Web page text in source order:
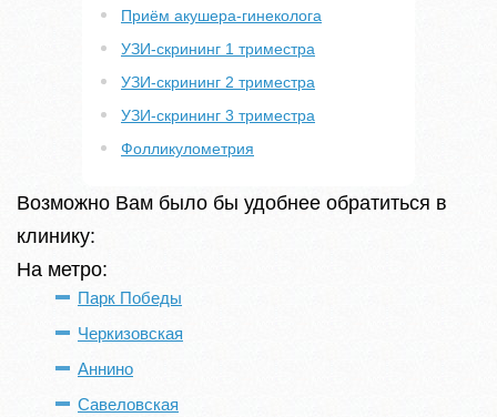
Приём акушера-гинеколога
УЗИ-скрининг 1 триместра
УЗИ-скрининг 2 триместра
УЗИ-скрининг 3 триместра
Фолликулометрия
Возможно Вам было бы удобнее обратиться в
клинику:
На метро:
Парк Победы
Черкизовская
Аннино
Савеловская